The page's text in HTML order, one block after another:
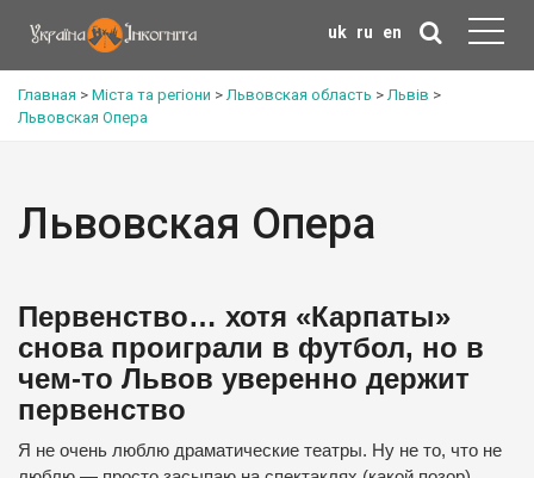
uk ru en
Главная > Міста та регіони >Львовская область >Львів >
Львовская Опера
Львовская Опера
Первенство… хотя «Карпаты»
снова проиграли в футбол, но в
чем-то Львов уверенно держит
первенство
Я не очень люблю драматические театры. Ну не то, что не